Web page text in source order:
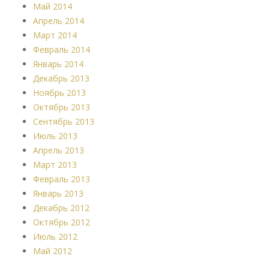
Май 2014
Апрель 2014
Март 2014
Февраль 2014
Январь 2014
Декабрь 2013
Ноябрь 2013
Октябрь 2013
Сентябрь 2013
Июль 2013
Апрель 2013
Март 2013
Февраль 2013
Январь 2013
Декабрь 2012
Октябрь 2012
Июль 2012
Май 2012